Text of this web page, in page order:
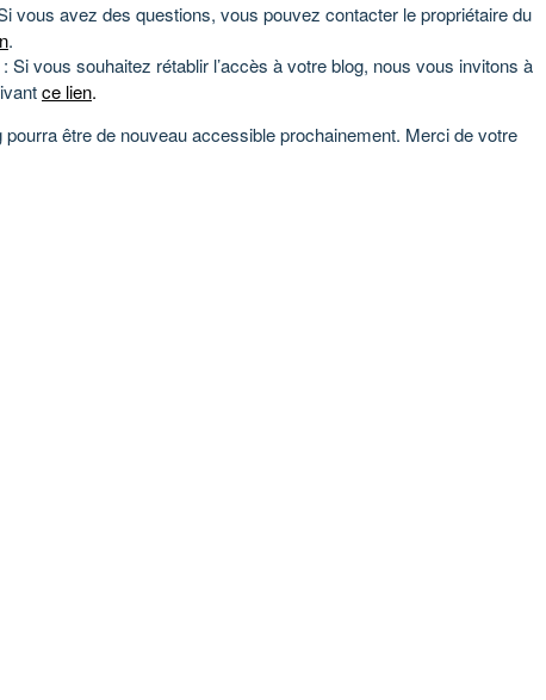
vous avez des questions, vous pouvez contacter le propriétaire du
.
: Si vous souhaitez rétablir l’accès à votre blog, nous vous invitons à
ce lien.
être de nouveau accessible prochainement. Merci de votre